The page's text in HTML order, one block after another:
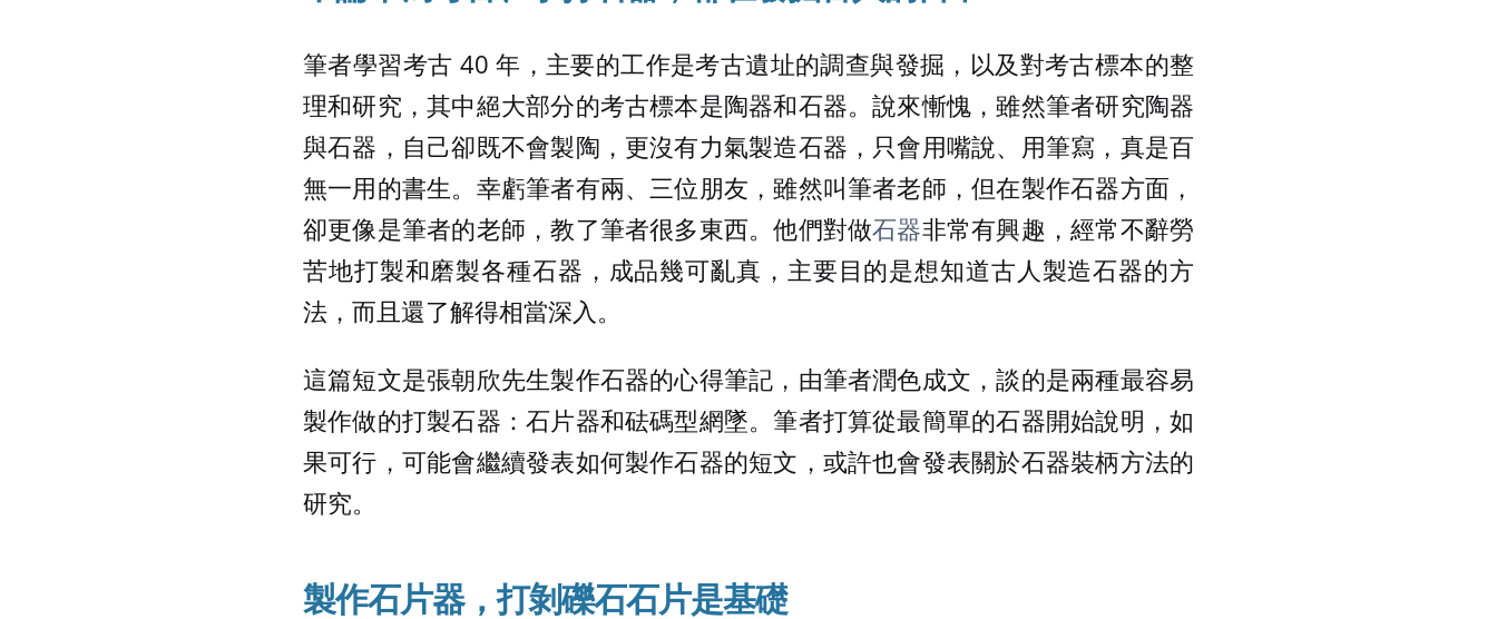
筆者學習考古 40 年，主要的工作是考古遺址的調查與發掘，以及對考古標本的整
理和研究，其中絕大部分的考古標本是陶器和石器。說來慚愧，雖然筆者研究陶器
與石器，自己卻既不會製陶，更沒有力氣製造石器，只會用嘴說、用筆寫，真是百
無一用的書生。幸虧筆者有兩、三位朋友，雖然叫筆者老師，但在製作石器方面，
卻更像是筆者的老師，教了筆者很多東西。他們對做石器非常有興趣，經常不辭勞
苦地打製和磨製各種石器，成品幾可亂真，主要目的是想知道古人製造石器的方
法，而且還了解得相當深入。
這篇短文是張朝欣先生製作石器的心得筆記，由筆者潤色成文，談的是兩種最容易
製作做的打製石器：石片器和砝碼型網墜。筆者打算從最簡單的石器開始說明，如
果可行，可能會繼續發表如何製作石器的短文，或許也會發表關於石器裝柄方法的
研究。
製作石片器，打剝礫石石片是基礎